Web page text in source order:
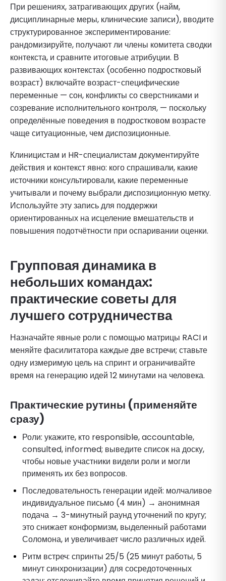
При решениях, затрагивающих других (найм,
дисциплинарные меры, клинические записи), вводите
структурированное экспериментирование:
рандомизируйте, получают ли члены комитета сводки
контекста, и сравните итоговые атрибуции. В
развивающих контекстах (особенно подростковый
возраст) включайте возраст-специфические
переменные — сон, конфликты со сверстниками и
созревание исполнительного контроля, — поскольку
определённые поведения в подростковом возрасте
чаще ситуационные, чем диспозиционные.
Клиницистам и HR-специалистам документируйте
действия и контекст явно: кого спрашивали, какие
источники консультировали, какие переменные
учитывали и почему выбрали диспозиционную метку.
Используйте эту запись для поддержки
ориентированных на исцеление вмешательств и
повышения подотчётности при оспаривании оценки.
Групповая динамика в
небольших командах:
практические советы для
лучшего сотрудничества
Назначайте явные роли с помощью матрицы RACI и
меняйте фасилитатора каждые две встречи; ставьте
одну измеримую цель на спринт и ограничивайте
время на генерацию идей 12 минутами на человека.
Практические рутины (применяйте
сразу)
Роли: укажите, кто responsible, accountable,
consulted, informed; выведите список на доску,
чтобы новые участники видели роли и могли
применять их без вопросов.
Последовательность генерации идей: молчаливое
индивидуальное письмо (4 мин) → анонимная
подача → 3-минутный раунд уточнений по кругу;
это снижает конформизм, выделенный работами
Соломона, и увеличивает число различных идей.
Ритм встреч: спринты 25/5 (25 минут работы, 5
минут синхронизации) для сосредоточенных